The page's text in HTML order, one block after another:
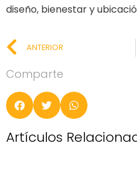
diseño, bienestar y
ANTERIOR
Comparte
Artículos